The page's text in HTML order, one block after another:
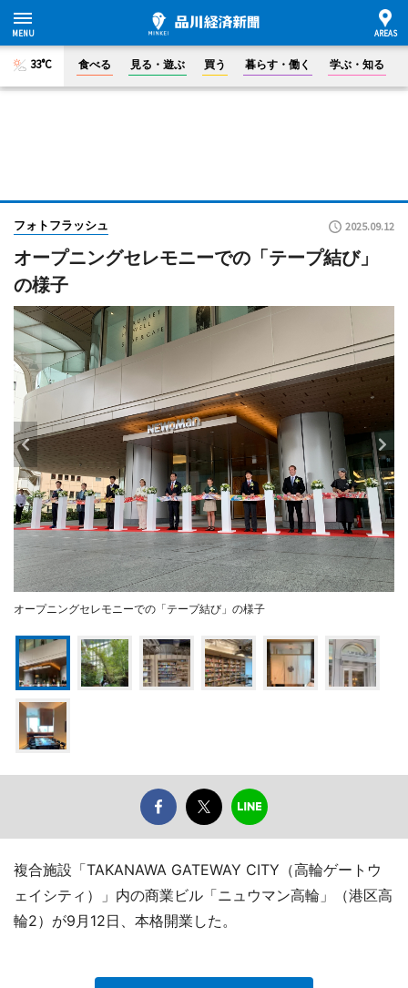
33°C 食べる 見る・遊ぶ 買う 暮らす・働く 学ぶ・知る
フォトフラッシュ 2025.09.12
オープニングセレモニーでの「テープ結び」
の様子
オープニングセレモニーでの「テープ結び」の様子
複合施設「TAKANAWA GATEWAY CITY（高輪ゲートウ
ェイシティ）」内の商業ビル「ニュウマン高輪」（港区高
輪2）が9月12日、本格開業した。